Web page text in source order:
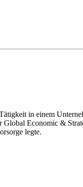
in einem
Economic &
legte.